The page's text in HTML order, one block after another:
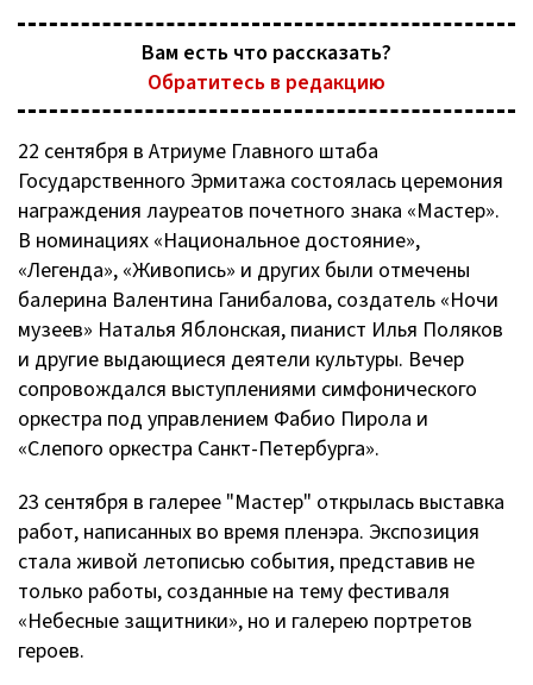
22 сентября в Атриуме Главного штаба
Государственного Эрмитажа состоялась церемония
награждения лауреатов почетного знака «Мастер».
В номинациях «Национальное достояние»,
«Легенда», «Живопись» и других были отмечены
балерина Валентина Ганибалова, создатель «Ночи
музеев» Наталья Яблонская, пианист Илья Поляков
и другие выдающиеся деятели культуры. Вечер
сопровождался выступлениями симфонического
оркестра под управлением Фабио Пирола и
«Слепого оркестра Санкт-Петербурга».
23 сентября в галерее "Мастер" открылась выставка
работ, написанных во время пленэра. Экспозиция
стала живой летописью события, представив не
только работы, созданные на тему фестиваля
«Небесные защитники», но и галерею портретов
героев.
Вам есть что рассказать?
Обратитесь в редакцию